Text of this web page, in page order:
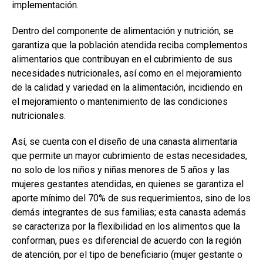
implementación.
Dentro del componente de alimentación y nutrición, se
garantiza que la población atendida reciba complementos
alimentarios que contribuyan en el cubrimiento de sus
necesidades nutricionales, así como en el mejoramiento
de la calidad y variedad en la alimentación, incidiendo en
el mejoramiento o mantenimiento de las condiciones
nutricionales.
Así, se cuenta con el diseño de una canasta alimentaria
que permite un mayor cubrimiento de estas necesidades,
no solo de los niños y niñas menores de 5 años y las
mujeres gestantes atendidas, en quienes se garantiza el
aporte mínimo del 70% de sus requerimientos, sino de los
demás integrantes de sus familias; esta canasta además
se caracteriza por la flexibilidad en los alimentos que la
conforman, pues es diferencial de acuerdo con la región
de atención, por el tipo de beneficiario (mujer gestante o